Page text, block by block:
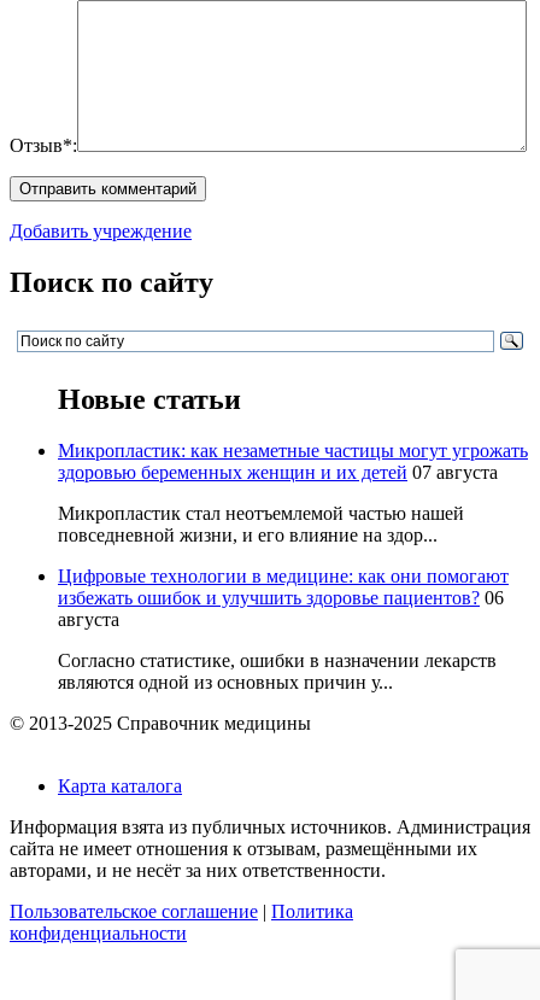
Отзыв*:
Добавить учреждение
Поиск по сайту
Новые статьи
Микропластик: как незаметные частицы могут угрожать
здоровью беременных женщин и их детей 07 августа
Микропластик стал неотъемлемой частью нашей
повседневной жизни, и его влияние на здор...
Цифровые технологии в медицине: как они помогают
избежать ошибок и улучшить здоровье пациентов? 06
августа
Согласно статистике, ошибки в назначении лекарств
являются одной из основных причин у...
© 2013-2025 Справочник медицины
Карта каталога
Информация взята из публичных источников. Администрация
сайта не имеет отношения к отзывам, размещёнными их
авторами, и не несёт за них ответственности.
Пользовательское соглашение | Политика
конфиденциальности